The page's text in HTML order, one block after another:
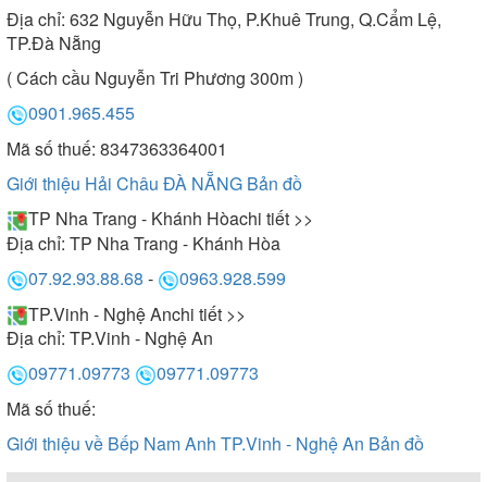
Địa chỉ: 632 Nguyễn Hữu Thọ, P.Khuê Trung, Q.Cẩm Lệ,
TP.Đà Nẵng
( Cách cầu Nguyễn Tri Phương 300m )
0901.965.455
Mã số thuế: 8347363364001
Giới thiệu Hải Châu ĐÀ NẴNG Bản đồ
TP Nha Trang - Khánh Hòachi tiết >>
Địa chỉ: TP Nha Trang - Khánh Hòa
07.92.93.88.68 -
0963.928.599
TP.Vinh - Nghệ Anchi tiết >>
Địa chỉ: TP.Vinh - Nghệ An
09771.09773
09771.09773
Mã số thuế:
Giới thiệu về Bếp Nam Anh TP.Vinh - Nghệ An Bản đồ